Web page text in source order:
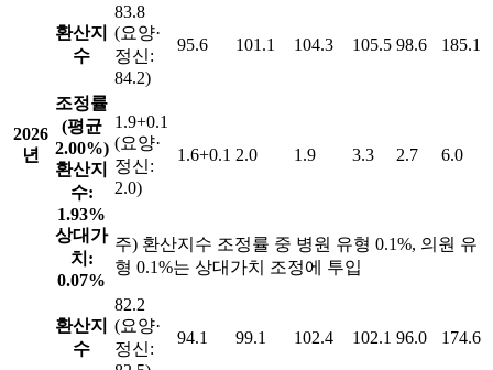
2026
년
환산지
수
83.8
(요양·
정신:
84.2)
95.6 101.1 104.3 105.5 98.6 185.1
조정률
(평균
2.00%)
환산지
수:
1.93%
상대가
치:
0.07%
1.9+0.1
(요양·
정신:
2.0)
1.6+0.1 2.0 1.9 3.3 2.7 6.0
주) 환산지수 조정률 중 병원 유형 0.1%, 의원 유
형 0.1%는 상대가치 조정에 투입
환산지
수
82.2
(요양·
정신:
94.1 99.1 102.4 102.1 96.0 174.6